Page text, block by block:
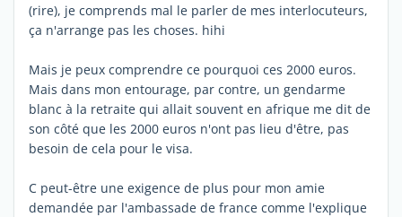
(rire), je comprends mal le parler de mes interlocuteurs,
ça n'arrange pas les choses. hihi
Mais je peux comprendre ce pourquoi ces 2000 euros.
Mais dans mon entourage, par contre, un gendarme
blanc à la retraite qui allait souvent en afrique me dit de
son côté que les 2000 euros n'ont pas lieu d'être, pas
besoin de cela pour le visa.
C peut-être une exigence de plus pour mon amie
demandée par l'ambassade de france comme l'explique